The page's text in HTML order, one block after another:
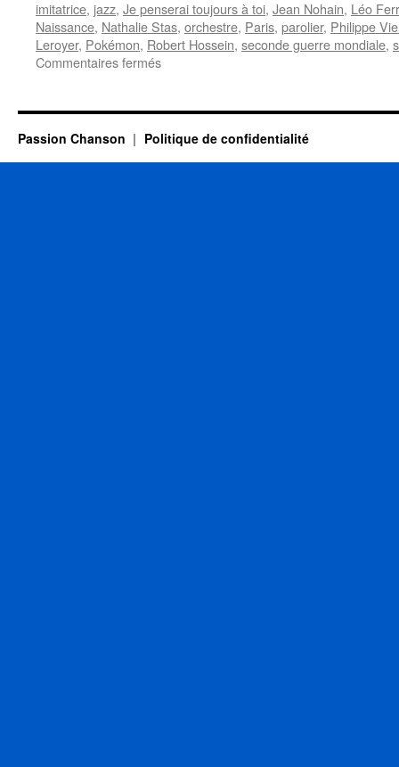
imitatrice, jazz, Je penserai toujours à toi, Jean Nohain, Léo
Naissance, Nathalie Stas, orchestre, Paris, parolier, Philippe
Leroyer, Pokémon, Robert Hossein, seconde guerre mondiale,
Commentaires ferméssur
Passion Chanson Politique de confidentialité